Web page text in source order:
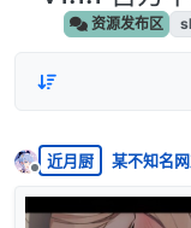
资源发布区
离线
近月厨 某不知名